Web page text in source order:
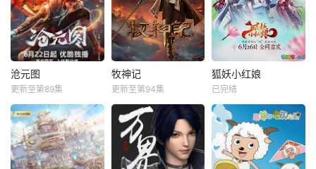
沧元图
更新至第89集
牧神记
更新至第94集
狐妖小红娘
已完结